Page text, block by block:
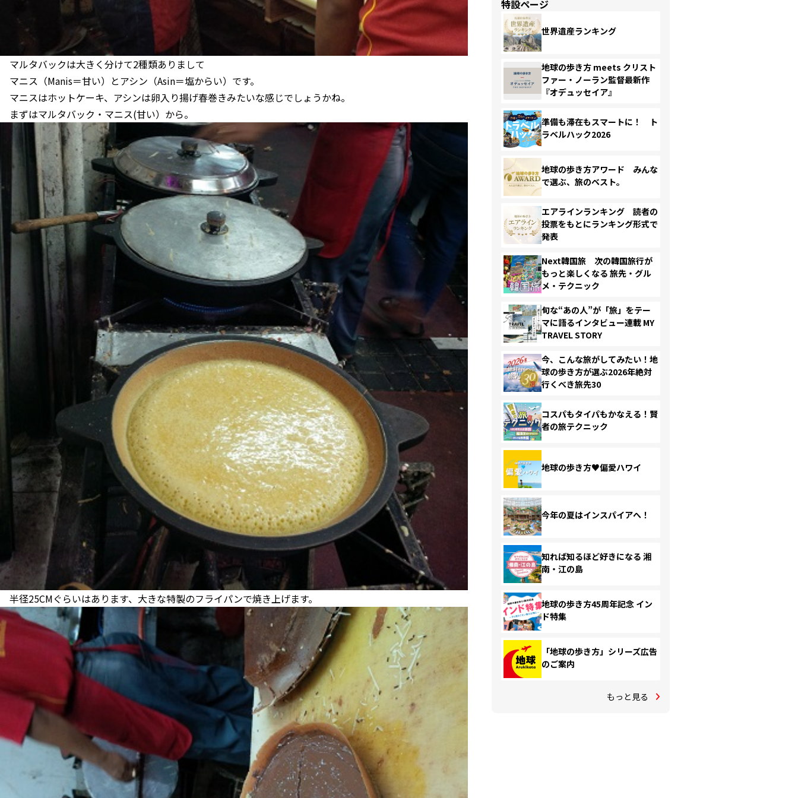
マルタバックは大きく分けて2種類ありまして
マニス（Manis＝甘い）とアシン（Asin＝塩からい）です。
マニスはホットケーキ、アシンは卵入り揚げ春巻きみたいな感じでしょうかね。
まずはマルタバック・マニス(甘い）から。
半径25CMぐらいはあります、大きな特製のフライパンで焼き上げます。
特設ページ
世界遺産ランキング
地球の歩き方 meets クリスト
ファー・ノーラン監督最新作
『オデュッセイア』
準備も滞在もスマートに！ ト
ラベルハック2026
地球の歩き方アワード みんな
で選ぶ、旅のベスト。
エアラインランキング 読者の
投票をもとにランキング形式で
発表
Next韓国旅 次の韓国旅行が
もっと楽しくなる 旅先・グル
メ・テクニック
旬な“あの人”が「旅」をテー
マに語るインタビュー連載 MY
TRAVEL STORY
今、こんな旅がしてみたい！地
球の歩き方が選ぶ2026年絶対
行くべき旅先30
コスパもタイパもかなえる！賢
者の旅テクニック
地球の歩き方♥偏愛ハワイ
今年の夏はインスパイアへ！
知れば知るほど好きになる 湘
南・江の島
地球の歩き方45周年記念 イン
ド特集
「地球の歩き方」シリーズ広告
のご案内
もっと見る